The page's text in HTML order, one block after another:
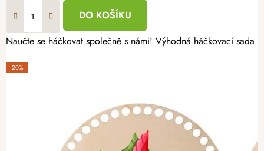
DO KOŠÍKU
Naučte se háčkovat společně s námi! Výhodná háčkovací sada
-20%